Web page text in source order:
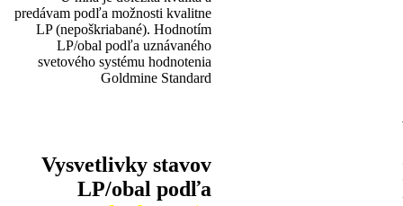
predávam podľa možnosti kvalitne
LP (nepoškriabané). Hodnotím
LP/obal podľa uznávaného
svetového systému hodnotenia
Goldmine Standard
Vysvetlivky stavov
LP/obal podľa